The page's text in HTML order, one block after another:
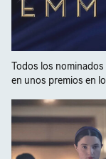
Todos los
en unos premios en